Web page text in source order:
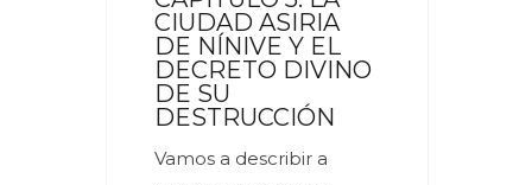
CIUDAD ASIRIA
DE NÍNIVE Y EL
DECRETO DIVINO
DE SU
DESTRUCCIÓN
Vamos a describir a